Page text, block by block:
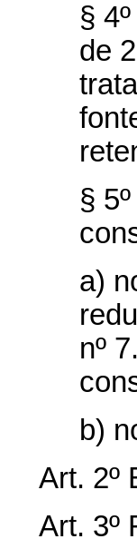
§
de
§
a)
nº
b)
Art. 2º
Art. 3º